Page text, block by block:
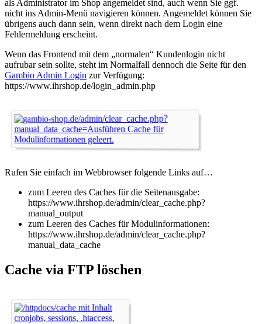
als Administrator im Shop angemeldet sind, auch wenn Sie ggf.
nicht ins Admin-Menü navigieren können. Angemeldet können Sie
übrigens auch dann sein, wenn direkt nach dem Login eine
Fehlermeldung erscheint.
Wenn das Frontend mit dem „normalen“ Kundenlogin nicht
aufrubar sein sollte, steht im Normalfall dennoch die Seite für den
Gambio Admin Login zur Verfügung:
https://www.ihrshop.de/login_admin.php
Rufen Sie einfach im Webbrowser folgende Links auf…
zum Leeren des Caches für die Seitenausgabe:
https://www.ihrshop.de/admin/clear_cache.php?
manual_output
zum Leeren des Caches für Modulinformationen:
https://www.ihrshop.de/admin/clear_cache.php?
manual_data_cache
Cache via FTP löschen